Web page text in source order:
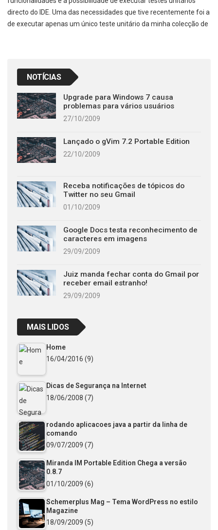
directo do IDE. Uma das necessidades que tive recentemente foi a
de executar apenas um único teste unitário da minha colecção de
NOTÍCIAS
Upgrade para Windows 7 causa
problemas para vários usuários
27/10/2009
Lançado o gVim 7.2 Portable Edition
22/10/2009
Receba notificações de tópicos do
Twitter no seu Gmail
01/10/2009
Google Docs testa reconhecimento de
caracteres em imagens
29/09/2009
Juiz manda fechar conta do Gmail por
receber email estranho!
29/09/2009
MAIS LIDOS
Home
16/04/2016 (9)
Dicas de Segurança na Internet
18/06/2008 (7)
rodando aplicacoes java a partir da linha de
comando
09/07/2009 (7)
Miranda IM Portable Edition Chega a versão
0.8.7
01/10/2009 (6)
Schemerplus Mag – Tema WordPress no estilo
Magazine
18/09/2009 (5)